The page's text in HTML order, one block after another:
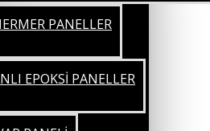
PANELLER
EPOKSİ PANELLER